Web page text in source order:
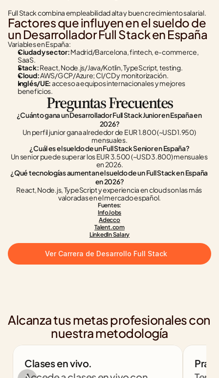
Full Stack combina empleabilidad alta y buen crecimiento salarial.
Factores que influyen en el sueldo de
un Desarrollador Full Stack en España
Variables en España:
Ciudad y sector: Madrid/Barcelona, fintech, e-commerce,
SaaS.
Stack: React, Node.js/Java/Kotlin, TypeScript, testing.
Cloud: AWS/GCP/Azure; CI/CD y monitorización.
Inglés/UE: acceso a equipos internacionales y mejores
beneficios.
Preguntas Frecuentes
¿Cuánto gana un Desarrollador Full Stack Junior en España en
2026?
Un perfil junior gana alrededor de EUR 1.800 (~USD 1.950)
mensuales.
¿Cuál es el sueldo de un Full Stack Senior en España?
Un senior puede superar los EUR 3.500 (~USD 3.800) mensuales
en 2026.
¿Qué tecnologías aumentan el sueldo de un Full Stack en España
en 2026?
React, Node.js, TypeScript y experiencia en cloud son las más
valoradas en el mercado español.
Fuentes:
InfoJobs
Adecco
Talent.com
LinkedIn Salary
Ver Carrera de Desarrollo Full Stack
Alcanza tus metas profesionales con
nuestra metodología
Clases en vivo.